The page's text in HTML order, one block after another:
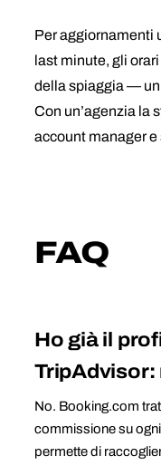
Per aggiornamenti
last minute, gli
della spiaggia — un
Con un’agenzia la
account manager
FAQ
Ho già il
TripAdvisor:
No. Booking.com
commissione su
permette di